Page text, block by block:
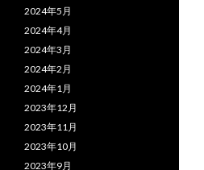
2024年5月
2024年4月
2024年3月
2024年2月
2024年1月
2023年12月
2023年11月
2023年10月
2023年9月